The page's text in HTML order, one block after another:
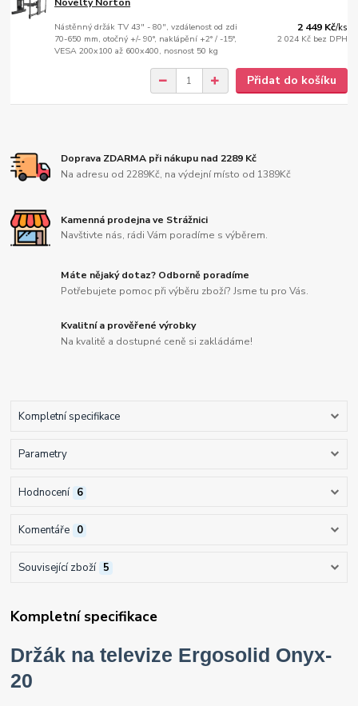
Nástěnný držák TV 43" - 80", vzdálenost od zdi
70-650 mm, otočný +/- 90°, naklápění +2° / -15°,
VESA 200x100 až 600x400, nosnost 50 kg
2 449 Kč/ks
2 024 Kč bez DPH
Přidat do košíku
Doprava ZDARMA při nákupu nad 2289 Kč
Na adresu od 2289Kč, na výdejní místo od 1389Kč
Kamenná prodejna ve Strážnici
Navštivte nás, rádi Vám poradíme s výběrem.
Máte nějaký dotaz? Odborně poradíme
Potřebujete pomoc při výběru zboží? Jsme tu pro Vás.
Kvalitní a prověřené výrobky
Na kvalitě a dostupné ceně si zakládáme!
Kompletní specifikace
Parametry
Hodnocení 6
Komentáře 0
Související zboží 5
Kompletní specifikace
Držák na televize Ergosolid Onyx-
20